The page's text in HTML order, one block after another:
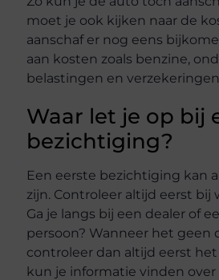
moet je ook kijken naar de
aanschaf er nog eens
aan kosten zoals benzine,
belastingen en
Waar let je op bij
bezichtiging?
Een eerste bezichtiging kan
zijn. Controleer altijd eerst bij
Ga je langs bij een dealer of
persoon? Wanneer het geen
controleer dan altijd eerst
kun je informatie vinden